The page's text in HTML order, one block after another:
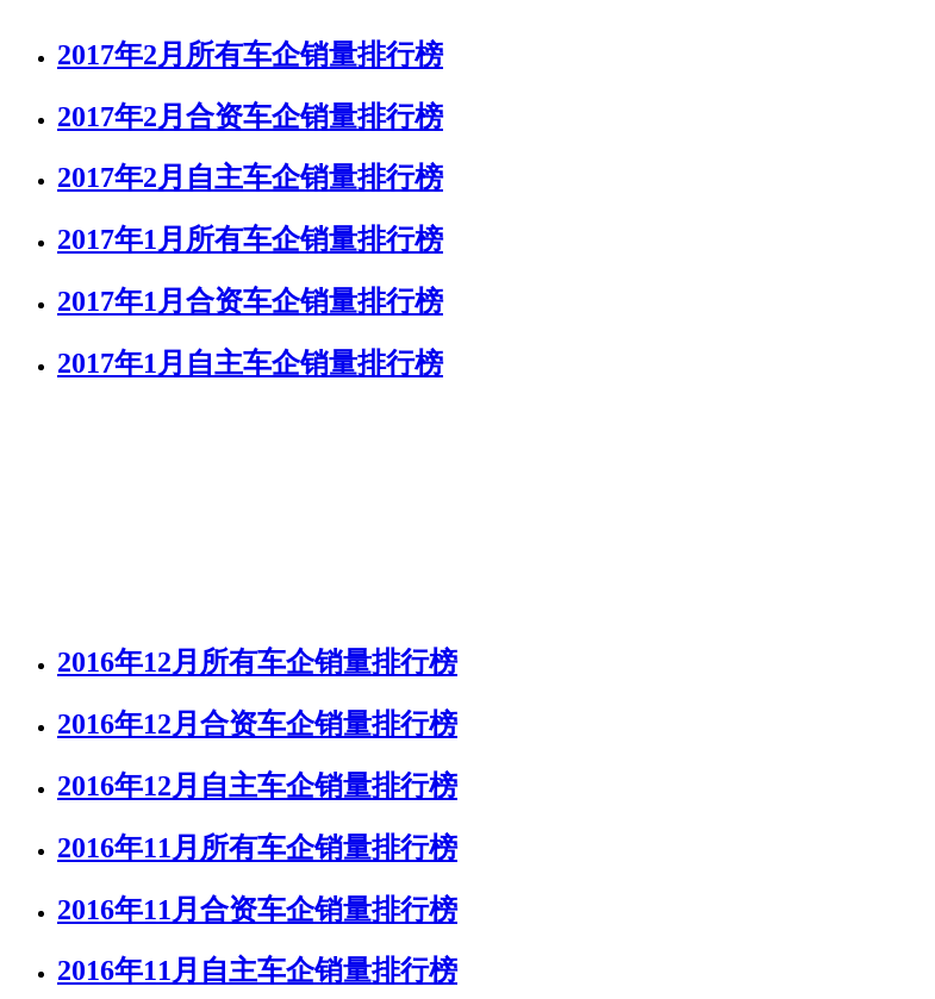
2017年2月所有车企销量排行榜
2017年2月合资车企销量排行榜
2017年2月自主车企销量排行榜
2017年1月所有车企销量排行榜
2017年1月合资车企销量排行榜
2017年1月自主车企销量排行榜
2016年12月所有车企销量排行榜
2016年12月合资车企销量排行榜
2016年12月自主车企销量排行榜
2016年11月所有车企销量排行榜
2016年11月合资车企销量排行榜
2016年11月自主车企销量排行榜